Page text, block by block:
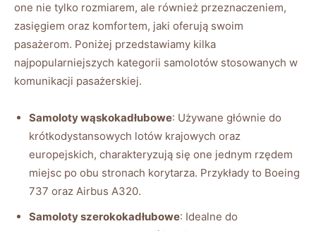
one nie tylko rozmiarem, ale również przeznaczeniem,
zasięgiem oraz komfortem, jaki oferują swoim
pasażerom. Poniżej przedstawiamy kilka
najpopularniejszych kategorii samolotów stosowanych w
komunikacji pasażerskiej.
Samoloty wąskokadłubowe: Używane głównie do
krótkodystansowych lotów krajowych oraz
europejskich, charakteryzują się one jednym rzędem
miejsc po obu stronach korytarza. Przykłady to Boeing
737 oraz Airbus A320.
Samoloty szerokokadłubowe: Idealne do